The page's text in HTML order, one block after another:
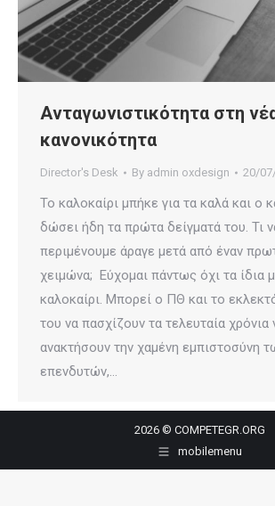
Ανταγωνιστικότητα στη
κανονικότητα
Director's Desk By admin oxdesign 20/
Το καλοκαίρι μπήκε για τα καλά και ο
δώσει ήδη τα πρώτα δείγματά του. Τι
περιμένουμε άραγε μετά από έναν
χειμώνα; Εύχομαι πάντως όχι τα ίδια
καλοκαίρι. Μπορεί ο ΠΘ και το
του να πασχίζουν τα τελευταία χρόνια
ανακτήσουν την χαμένη εμπιστοσύνη
επενδυτών,…
2026 © COMPETEGR.ORG
mobilemenu